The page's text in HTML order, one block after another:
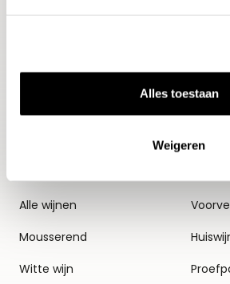
Alles toestaan
Weigeren
Alle wijnen
Mousserend
Witte wijn